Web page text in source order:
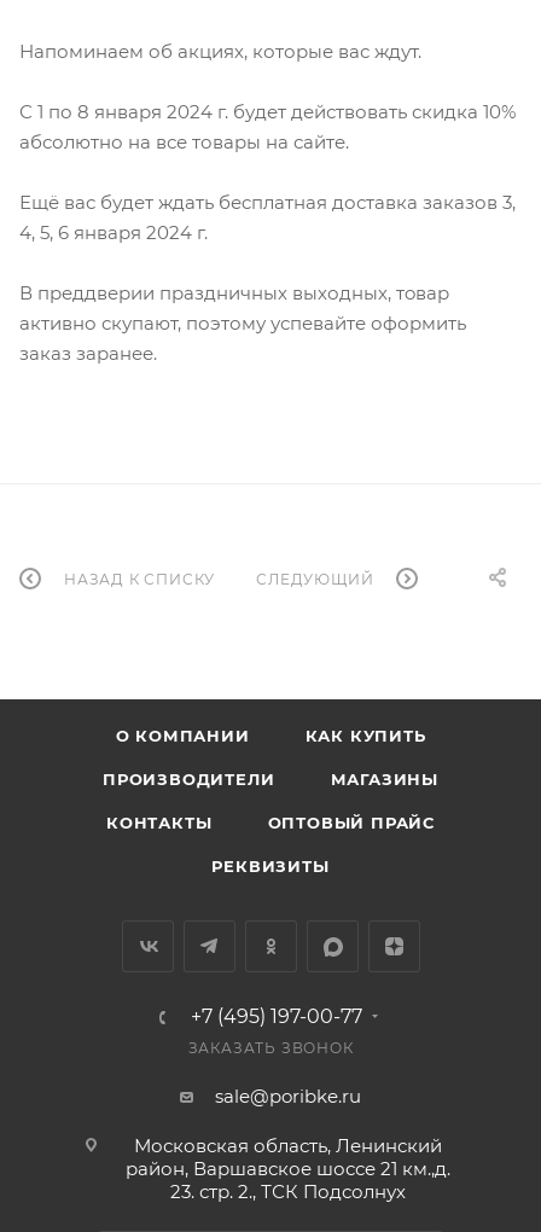
Напоминаем об акциях, которые вас ждут.
С 1 по 8 января 2024 г. будет действовать скидка 10%
абсолютно на все товары на сайте.
Ещё вас будет ждать беcплатная доставка заказов 3,
4, 5, 6 января 2024 г.
В преддверии праздничных выходных, тoвар
активно скупают, поэтому успевайте оформить
заказ заранее.
НАЗАД К СПИСКУ СЛЕДУЮЩИЙ
О КОМПАНИИ КАК КУПИТЬ
ПРОИЗВОДИТЕЛИ МАГАЗИНЫ
КОНТАКТЫ ОПТОВЫЙ ПРАЙС
РЕКВИЗИТЫ
+7 (495) 197-00-77
ЗАКАЗАТЬ ЗВОНОК
sale@poribke.ru
Московская область, Ленинский
район, Варшавское шоссе 21 км.,д.
23. стр. 2., ТСК Подсолнух